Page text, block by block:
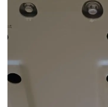
АКЦИИ
БЛОГ
ПОКУПАТЕЛЯМ
КОНТАКТЫ